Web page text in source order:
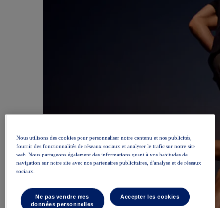
Nous utilisons des cookies pour personnaliser notre contenu et nos publicités,
fournir des fonctionnalités de réseaux sociaux et analyser le trafic sur notre site
web. Nous partageons également des informations quant à vos habitudes de
navigation sur notre site avec nos partenaires publicitaires, d'analyse et de réseaux
sociaux.
Ne pas vendre mes
données personnelles
Accepter les cookies